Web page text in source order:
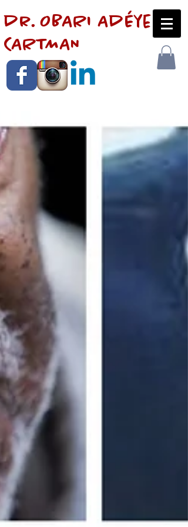
dr. OBARI AdÉye
CARTMAN